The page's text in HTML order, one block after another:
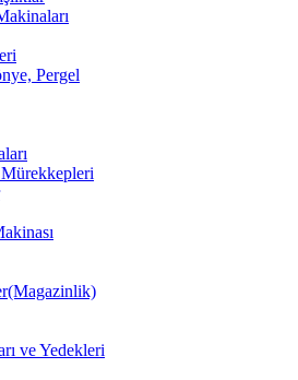
Pergel
ve Yedekleri